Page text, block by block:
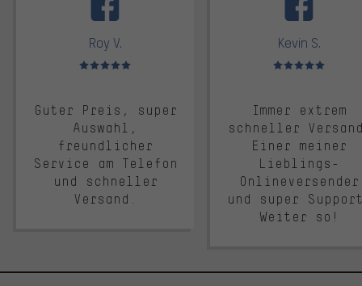
Roy V.
Bewertungen: 5 von 5
Guter Preis, super
Auswahl,
freundlicher
Service am Telefon
und schneller
Versand.
Kevin S.
Bewertungen: 5 von 5
Immer extrem
schneller
Einer meiner
Lieblings-
Onlineversender
und super
Weiter so!